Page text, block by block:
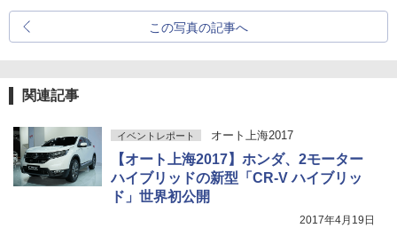
この写真の記事へ
関連記事
イベントレポート オート上海2017
【オート上海2017】ホンダ、2モーター
ハイブリッドの新型「CR-V ハイブリッ
ド」世界初公開
2017年4月19日